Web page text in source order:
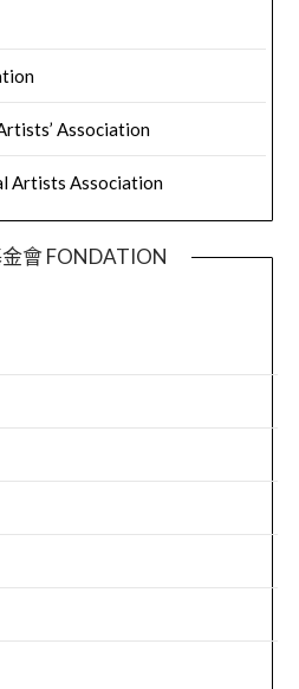
Association
Artists Association
會 FONDATION